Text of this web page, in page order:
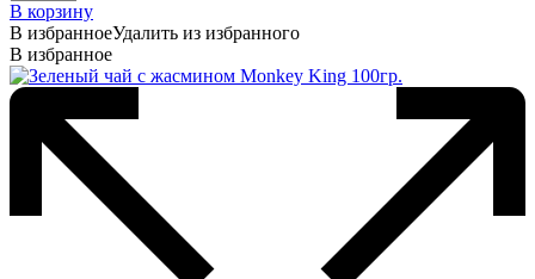
В корзину
В избранноеУдалить из избранного
В избранное